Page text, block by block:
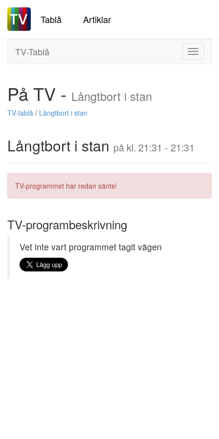
Tablå Artiklar
Toggle
TV-Tablå
På TV - Långtbort i stan
TV-tablå / Långtbort i stan
Långtbort i stan på kl. 21:31 - 21:31
TV-programmet har redan sänts!
TV-programbeskrivning
Vet inte vart programmet tagit vägen